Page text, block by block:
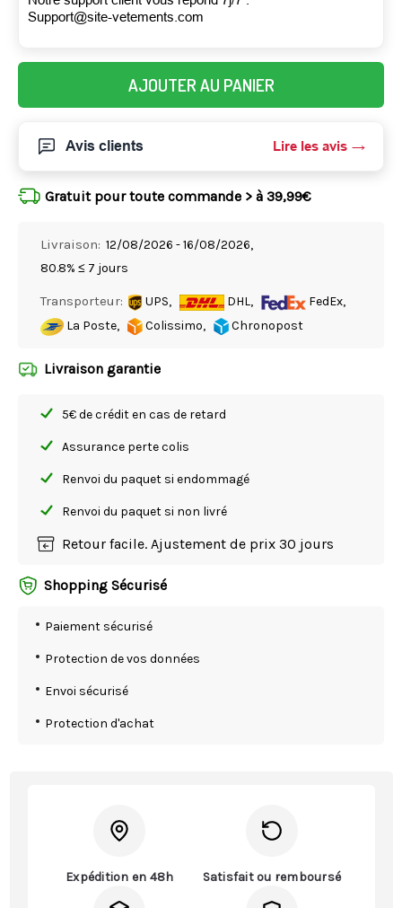
Support@site-vetements.com
AJOUTER AU PANIER
Avis clients Lire les avis
Gratuit pour toute commande > à 39,99€
Livraison: 12/08/2026 - 16/08/2026,
80.8% ≤ 7 jours
Transporteur: UPS, DHL,
FedEx,
La Poste,
Colissimo, Chronopost
Livraison garantie
5€ de crédit en cas de retard
Assurance perte colis
Renvoi du paquet si endommagé
Renvoi du paquet si non livré
Retour facile. Ajustement de prix 30 jours
Shopping Sécurisé
Paiement sécurisé
Protection de vos données
Envoi sécurisé
Protection d'achat
Expédition en 48h Satisfait ou remboursé